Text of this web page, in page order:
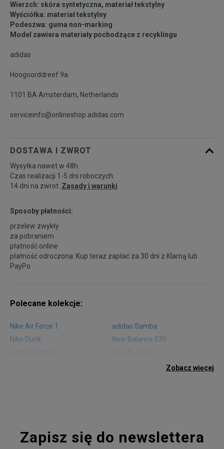
26 15,3 cm Powiadom o dostępności
27 16,1 cm Powiadom o dostępności
Wierzch: skóra syntetyczna, materiał tekstylny
Wyściółka: materiał tekstylny
Podeszwa: guma non-marking
Model zawiera materiały pochodzące z recyklingu
adidas
Hoogoorddreef 9a
1101 BA Amsterdam, Netherlands
serviceinfo@onlineshop.adidas.com
DOSTAWA I ZWROT
Wysyłka nawet w 48h.
Czas realizacji 1-5 dni roboczych.
14 dni na zwrot. Zasady i warunki
Sposoby płatności:
przelew zwykły
za pobraniem
płatność online
płatność odroczona: Kup teraz zapłać za 30 dni z Klarną lub
PayPo
Polecane kolekcje:
Nike Air Force 1
adidas Samba
Nike Dunk
New Balance 530
Air Jordan 1
New Balance 327
adidas Handball Spezial
Birkenstock Arizona
Zobacz więcej
Zapisz się do newslettera